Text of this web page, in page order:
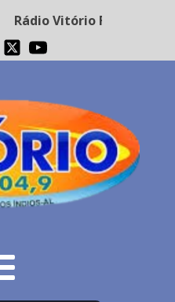
Rádio Vitório FM -